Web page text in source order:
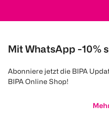
Mit WhatsApp -10%
Abonniere jetzt die BIPA
BIPA Online Shop!